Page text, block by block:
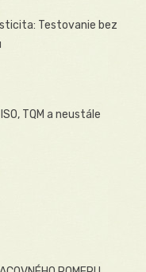
Testovanie bez
TQM a neustále